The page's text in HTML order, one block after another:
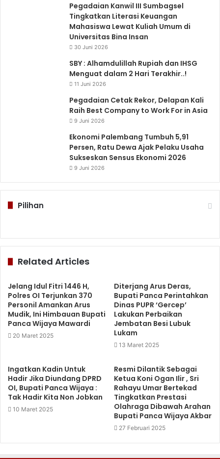
Pegadaian Kanwil III Sumbagsel
Tingkatkan Literasi Keuangan
Mahasiswa Lewat Kuliah Umum di
Universitas Bina Insan
30 Juni 2026
SBY : Alhamdulillah Rupiah dan IHSG
Menguat dalam 2 Hari Terakhir..!
11 Juni 2026
Pegadaian Cetak Rekor, Delapan Kali
Raih Best Company to Work For in Asia
9 Juni 2026
Ekonomi Palembang Tumbuh 5,91
Persen, Ratu Dewa Ajak Pelaku Usaha
Sukseskan Sensus Ekonomi 2026
9 Juni 2026
Pilihan
Related Articles
Jelang Idul Fitri 1446 H,
Polres OI Terjunkan 370
Personil Amankan Arus
Mudik, Ini Himbauan Bupati
Panca Wijaya Mawardi
20 Maret 2025
Diterjang Arus Deras,
Bupati Panca Perintahkan
Dinas PUPR ‘Gercep’
Lakukan Perbaikan
Jembatan Besi Lubuk
Lukam
13 Maret 2025
Ingatkan Kadin Untuk
Hadir Jika Diundang DPRD
OI, Bupati Panca Wijaya :
Tak Hadir Kita Non Jobkan
10 Maret 2025
Resmi Dilantik Sebagai
Ketua Koni Ogan Ilir , Sri
Rahayu Umar Bertekad
Tingkatkan Prestasi
Olahraga Dibawah Arahan
Bupati Panca Wijaya Akbar
27 Februari 2025